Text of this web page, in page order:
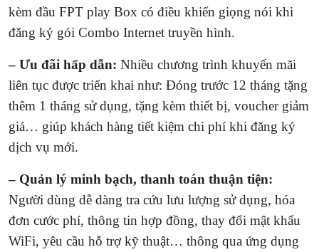
kèm đầu FPT play Box có điều khiển giọng nói khi
đăng ký gói Combo Internet truyền hình.
– Ưu đãi hấp dẫn: Nhiều chương trình khuyến mãi
liên tục được triển khai như: Đóng trước 12 tháng tặng
thêm 1 tháng sử dụng, tặng kèm thiết bị, voucher giảm
giá… giúp khách hàng tiết kiệm chi phí khi đăng ký
dịch vụ mới.
– Quản lý minh bạch, thanh toán thuận tiện:
Người dùng dễ dàng tra cứu lưu lượng sử dụng, hóa
đơn cước phí, thông tin hợp đồng, thay đổi mật khẩu
WiFi, yêu cầu hỗ trợ kỹ thuật… thông qua ứng dụng